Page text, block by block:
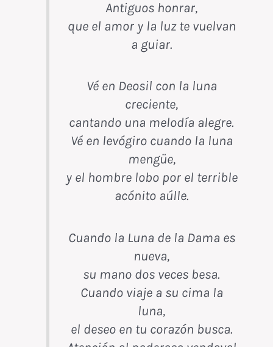
Antiguos honrar,
que el amor y la luz te vuelvan
a guiar.
Vé en Deosil con la luna
creciente,
cantando una melodía alegre.
Vé en levógiro cuando la luna
mengüe,
y el hombre lobo por el terrible
acónito aúlle.
Cuando la Luna de la Dama es
nueva,
su mano dos veces besa.
Cuando viaje a su cima la
luna,
el deseo en tu corazón busca.